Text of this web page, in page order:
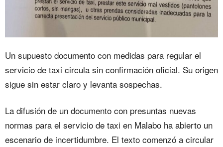
Un supuesto documento con medidas para regular el
servicio de taxi circula sin confirmación oficial. Su origen
sigue sin estar claro y levanta sospechas.
La difusión de un documento con presuntas nuevas
normas para el servicio de taxi en Malabo ha abierto un
escenario de incertidumbre. El texto comenzó a circular